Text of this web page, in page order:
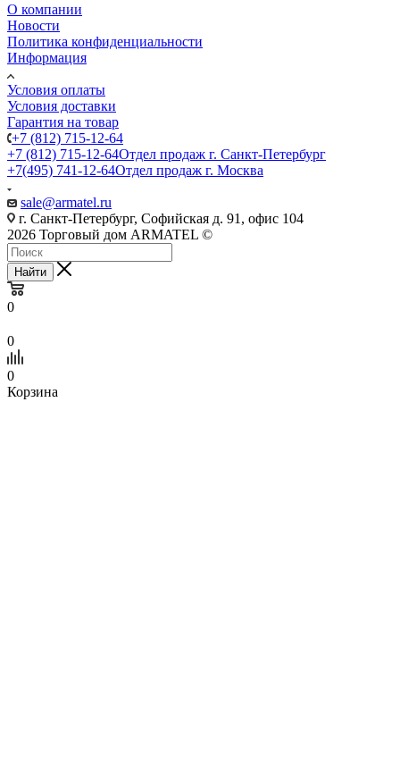
О компании
Новости
Политика конфиденциальности
Информация
Условия оплаты
Условия доставки
Гарантия на товар
+7 (812) 715-12-64
+7 (812) 715-12-64Отдел продаж г. Санкт-Петербург
+7(495) 741-12-64Отдел продаж г. Москва
sale@armatel.ru
г. Санкт-Петербург, Софийская д. 91, офис 104
2026 Торговый дом ARMATEL ©
Найти
0
0
0
Корзина